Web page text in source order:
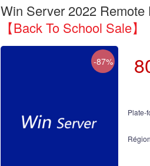
Win Server 2022
【Back To School Sale】
-87%
Plate-